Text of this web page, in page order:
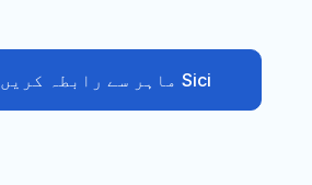
Sici ماہر سے رابطہ کریں۔